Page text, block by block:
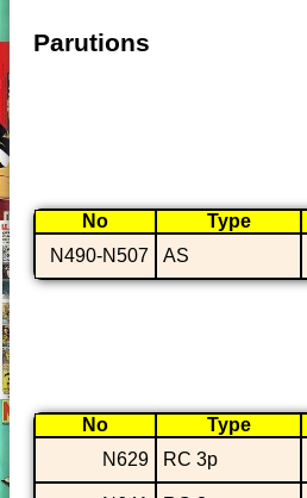
Parutions
No Type
N490-N507
AS
No Type
N629
RC 3p